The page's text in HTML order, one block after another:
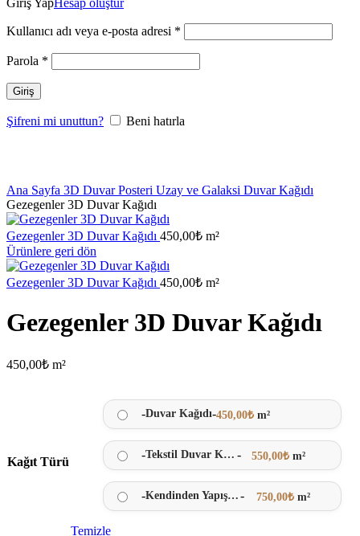
Kullanıcı adı veya e-posta adresi *
Parola *
Giriş
Şifreni mi unuttun? Beni hatırla
Ana Sayfa 3D Duvar Posteri Uzay ve Galaksi Duvar Kağıdı
Gezegenler 3D Duvar Kağıdı
Gezegenler 3D Duvar Kağıdı 450,00₺ m²
Ürünlere geri dön
Gezegenler 3D Duvar Kağıdı 450,00₺ m²
Gezegenler 3D Duvar Kağıdı
450,00₺ m²
Kağıt Türü
-Duvar Kağıdı-450,00₺ m²
- Tekstil Duvar Kağıdı - 550,00₺ m²
- Kendinden Yapışkanlı - 750,00₺ m²
Temizle